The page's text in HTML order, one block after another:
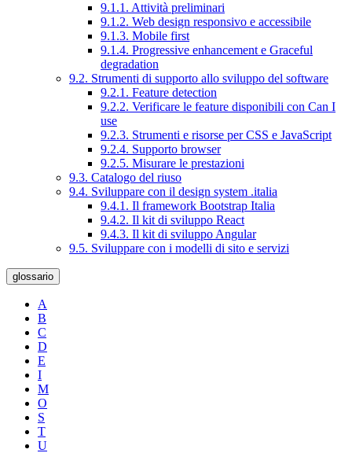
9.1.1. Attività preliminari
9.1.2. Web design responsivo e accessibile
9.1.3. Mobile first
9.1.4. Progressive enhancement e Graceful
degradation
9.2. Strumenti di supporto allo sviluppo del software
9.2.1. Feature detection
9.2.2. Verificare le feature disponibili con Can I
use
9.2.3. Strumenti e risorse per CSS e JavaScript
9.2.4. Supporto browser
9.2.5. Misurare le prestazioni
9.3. Catalogo del riuso
9.4. Sviluppare con il design system .italia
9.4.1. Il framework Bootstrap Italia
9.4.2. Il kit di sviluppo React
9.4.3. Il kit di sviluppo Angular
9.5. Sviluppare con i modelli di sito e servizi
glossario
A
B
C
D
E
I
M
O
S
T
U